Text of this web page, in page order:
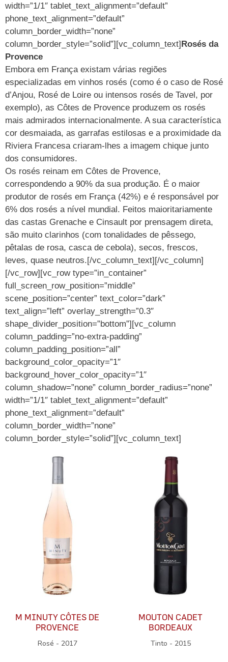
width=”1/1″ tablet_text_alignment=”default”
phone_text_alignment=”default”
column_border_width=”none”
column_border_style=”solid”][vc_column_text]Rosés da
Provence
Embora em França existam várias regiões
especializadas em vinhos rosés (como é o caso de Rosé
d’Anjou, Rosé de Loire ou intensos rosés de Tavel, por
exemplo), as Côtes de Provence produzem os rosés
mais admirados internacionalmente. A sua característica
cor desmaiada, as garrafas estilosas e a proximidade da
Riviera Francesa criaram-lhes a imagem chique junto
dos consumidores.
Os rosés reinam em Côtes de Provence,
correspondendo a 90% da sua produção. É o maior
produtor de rosés em França (42%) e é responsável por
6% dos rosés a nível mundial. Feitos maioritariamente
das castas Grenache e Cinsault por prensagem direta,
são muito clarinhos (com tonalidades de pêssego,
pêtalas de rosa, casca de cebola), secos, frescos,
leves, quase neutros.[/vc_column_text][/vc_column]
[/vc_row][vc_row type=”in_container”
full_screen_row_position=”middle”
scene_position=”center” text_color=”dark”
text_align=”left” overlay_strength=”0.3″
shape_divider_position=”bottom”][vc_column
column_padding=”no-extra-padding”
column_padding_position=”all”
background_color_opacity=”1″
background_hover_color_opacity=”1″
column_shadow=”none” column_border_radius=”none”
width=”1/1″ tablet_text_alignment=”default”
phone_text_alignment=”default”
column_border_width=”none”
column_border_style=”solid”][vc_column_text]
M MINUTY CÔTES DE
PROVENCE
Rosé - 2017
MOUTON CADET
BORDEAUX
Tinto - 2015